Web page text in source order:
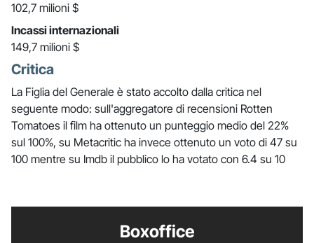
102,7 milioni $
Incassi internazionali
149,7 milioni $
Critica
La Figlia del Generale è stato accolto dalla critica nel
seguente modo: sull'aggregatore di recensioni Rotten
Tomatoes il film ha ottenuto un punteggio medio del 22%
sul 100%, su Metacritic ha invece ottenuto un voto di 47 su
100 mentre su Imdb il pubblico lo ha votato con 6.4 su 10
Boxoffice